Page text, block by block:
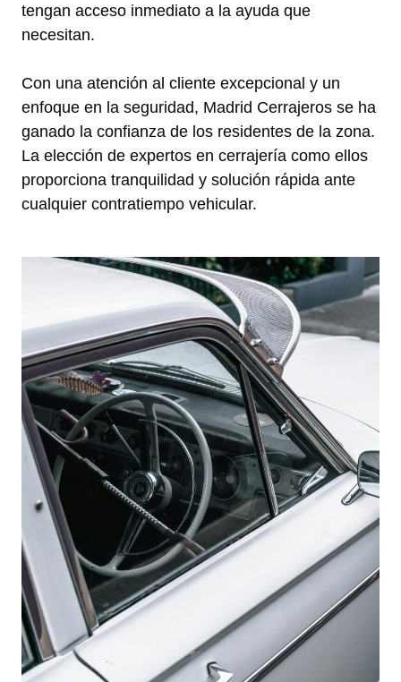
tengan acceso inmediato a la ayuda que
necesitan.
Con una atención al cliente excepcional y un
enfoque en la seguridad, Madrid Cerrajeros se ha
ganado la confianza de los residentes de la zona.
La elección de expertos en cerrajería como ellos
proporciona tranquilidad y solución rápida ante
cualquier contratiempo vehicular.